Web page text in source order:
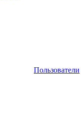
Пользователи